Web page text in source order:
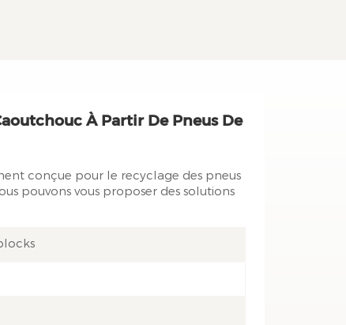
À Partir De Pneus De
conçue pour le recyclage des pneus
pouvons vous proposer des solutions